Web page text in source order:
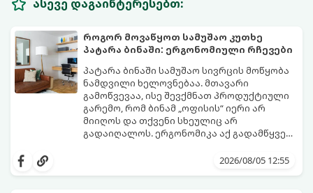
ასევე დაგაინტერესებთ:
როგორ მოვაწყოთ სამუშაო კუთხე
პატარა ბინაში: ერგონომიული რჩევები
პატარა ბინაში სამუშაო სივრცის მოწყობა
ნამდვილი ხელოვნებაა. მთავარი
გამოწვევაა, ისე შევქმნათ პროდუქტიული
გარემო, რომ ბინამ „ოფისის“ იერი არ
მიიღოს და თქვენი სხეულიც არ
გადაიღალოს. ერგონომიკა აქ გადამწყვეტ
2026/08/05 12:55